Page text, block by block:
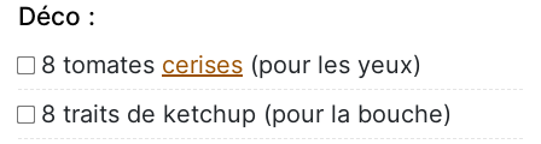
Déco :
8 tomates cerises (pour les yeux)
8 traits de ketchup (pour la bouche)